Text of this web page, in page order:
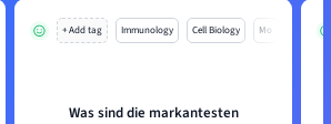
+ Add tag Immunology Cell Biology Mo
Was sind die markantesten